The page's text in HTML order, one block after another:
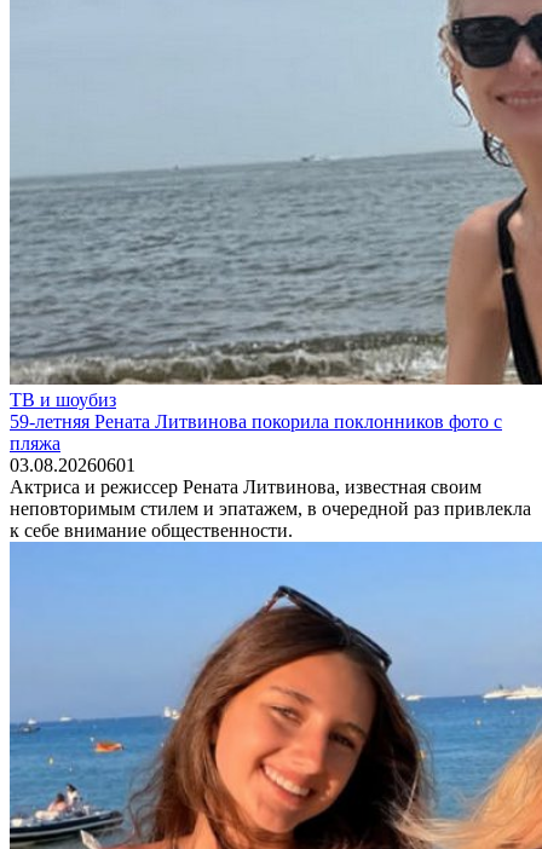
ТВ и шоубиз
59-летняя Рената Литвинова покорила поклонников фото с
пляжа
03.08.20260601
Актриса и режиссер Рената Литвинова, известная своим
неповторимым стилем и эпатажем, в очередной раз привлекла
к себе внимание общественности.